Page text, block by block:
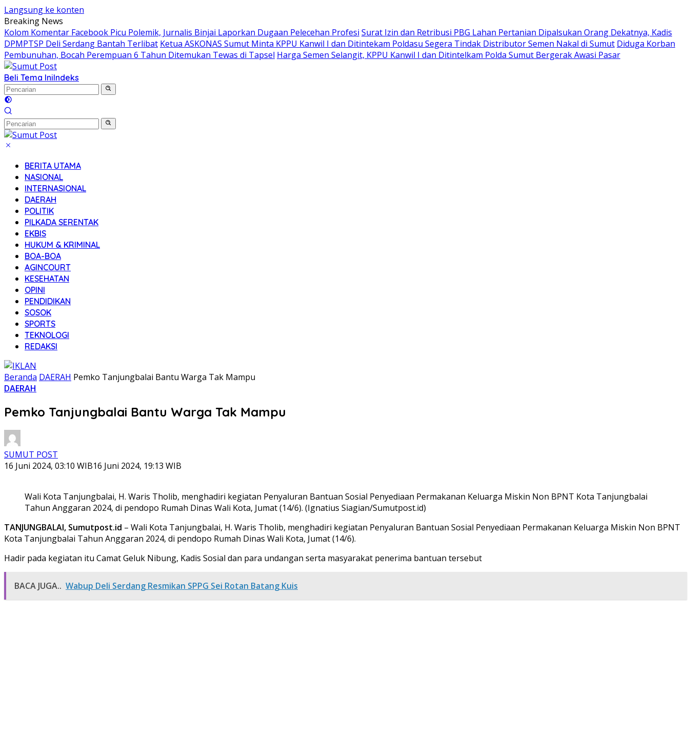
Langsung ke konten
Breaking News
Kolom Komentar Facebook Picu Polemik, Jurnalis Binjai Laporkan Dugaan Pelecehan Profesi Surat Izin dan Retribusi PBG Lahan Pertanian Dipalsukan Orang Dekatnya, Kadis
DPMPTSP Deli Serdang Bantah Terlibat Ketua ASKONAS Sumut Minta KPPU Kanwil I dan Ditintekam Poldasu Segera Tindak Distributor Semen Nakal di Sumut Diduga Korban
Pembunuhan, Bocah Perempuan 6 Tahun Ditemukan Tewas di Tapsel Harga Semen Selangit, KPPU Kanwil I dan Ditintelkam Polda Sumut Bergerak Awasi Pasar
Beli Tema IniIndeks
BERITA UTAMA
NASIONAL
INTERNASIONAL
DAERAH
POLITIK
PILKADA SERENTAK
EKBIS
HUKUM & KRIMINAL
BOA-BOA
AGINCOURT
KESEHATAN
OPINI
PENDIDIKAN
SOSOK
SPORTS
TEKNOLOGI
REDAKSI
Beranda DAERAH Pemko Tanjungbalai Bantu Warga Tak Mampu
DAERAH
Pemko Tanjungbalai Bantu Warga Tak Mampu
SUMUT POST
16 Juni 2024, 03:10 WIB16 Juni 2024, 19:13 WIB
Wali Kota Tanjungbalai, H. Waris Tholib, menghadiri kegiatan Penyaluran Bantuan Sosial Penyediaan Permakanan Keluarga Miskin Non BPNT Kota Tanjungbalai
Tahun Anggaran 2024, di pendopo Rumah Dinas Wali Kota, Jumat (14/6). (Ignatius Siagian/Sumutpost.id)
TANJUNGBALAI, Sumutpost.id – Wali Kota Tanjungbalai, H. Waris Tholib, menghadiri kegiatan Penyaluran Bantuan Sosial Penyediaan Permakanan Keluarga Miskin Non BPNT
Kota Tanjungbalai Tahun Anggaran 2024, di pendopo Rumah Dinas Wali Kota, Jumat (14/6).
Hadir pada kegiatan itu Camat Geluk Nibung, Kadis Sosial dan para undangan serta masyarakat penerima bantuan tersebut
BACA JUGA.. Wabup Deli Serdang Resmikan SPPG Sei Rotan Batang Kuis